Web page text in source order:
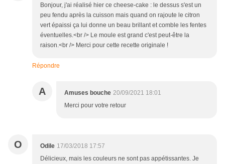
Bonjour, j'ai réalisé hier ce cheese-cake : le dessus s'est un
peu fendu après la cuisson mais quand on rajoute le citron
vert épaissi ça lui donne un beau brillant et comble les fentes
éventuelles.<br /> Le moule est grand c'est peut-être la
raison.<br /> Merci pour cette recette originale !
Répondre
A Amuses bouche 20/09/2021 18:01
Merci pour votre retour
O Odile 17/03/2018 17:57
Délicieux, mais les couleurs ne sont pas appétissantes. Je